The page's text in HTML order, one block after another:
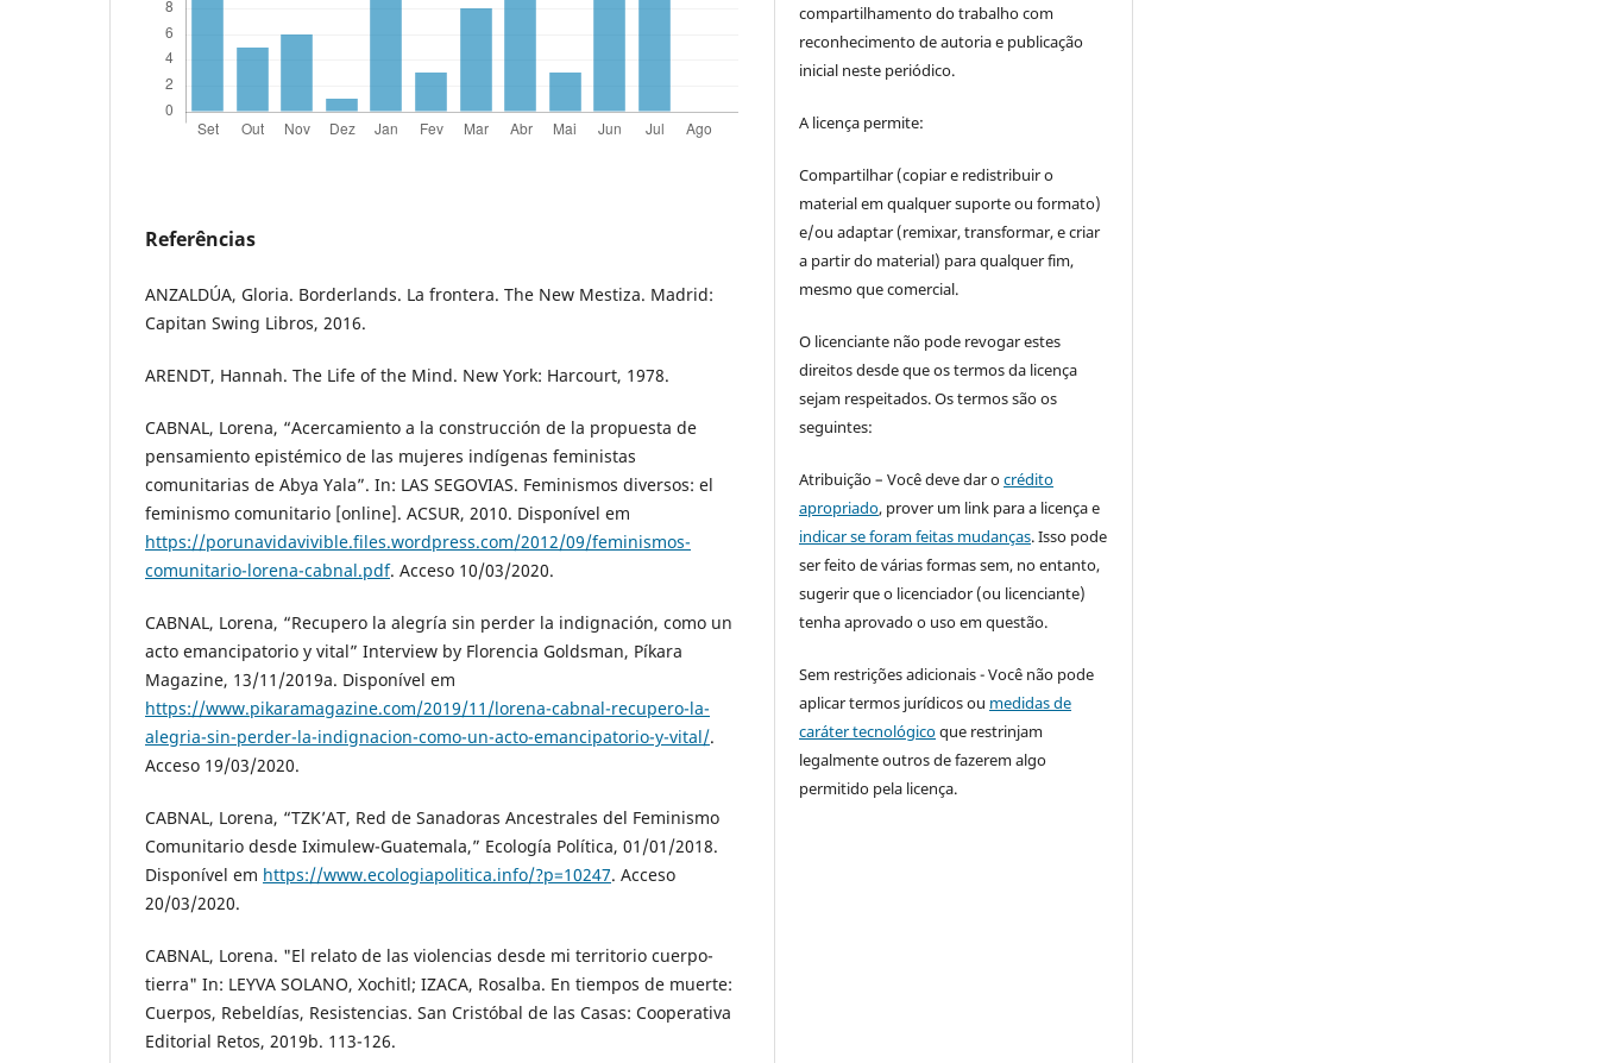
Referências
ANZALDÚA, Gloria. Borderlands. La frontera. The New Mestiza. Madrid:
Capitan Swing Libros, 2016.
ARENDT, Hannah. The Life of the Mind. New York: Harcourt, 1978.
CABNAL, Lorena, “Acercamiento a la construcción de la propuesta de
pensamiento epistémico de las mujeres indígenas feministas
comunitarias de Abya Yala”. In: LAS SEGOVIAS. Feminismos diversos: el
feminismo comunitario [online]. ACSUR, 2010. Disponível em
https://porunavidavivible.files.wordpress.com/2012/09/feminismos-
comunitario-lorena-cabnal.pdf. Acceso 10/03/2020.
CABNAL, Lorena, “Recupero la alegría sin perder la indignación, como un
acto emancipatorio y vital” Interview by Florencia Goldsman, Píkara
Magazine, 13/11/2019a. Disponível em
https://www.pikaramagazine.com/2019/11/lorena-cabnal-recupero-la-
alegria-sin-perder-la-indignacion-como-un-acto-emancipatorio-y-vital/.
Acceso 19/03/2020.
CABNAL, Lorena, “TZK’AT, Red de Sanadoras Ancestrales del Feminismo
Comunitario desde Iximulew-Guatemala,” Ecología Política, 01/01/2018.
Disponível em https://www.ecologiapolitica.info/?p=10247. Acceso
20/03/2020.
CABNAL, Lorena. "El relato de las violencias desde mi territorio cuerpo-
tierra" In: LEYVA SOLANO, Xochitl; IZACA, Rosalba. En tiempos de muerte:
Cuerpos, Rebeldías, Resistencias. San Cristóbal de las Casas: Cooperativa
Editorial Retos, 2019b. 113-126.
compartilhamento do trabalho com
reconhecimento de autoria e publicação
inicial neste periódico.
A licença permite:
Compartilhar (copiar e redistribuir o
material em qualquer suporte ou formato)
e/ou adaptar (remixar, transformar, e criar
a partir do material) para qualquer fim,
mesmo que comercial.
O licenciante não pode revogar estes
direitos desde que os termos da licença
sejam respeitados. Os termos são os
seguintes:
Atribuição – Você deve dar ocrédito
apropriado, prover um link para a licença e
indicar se foram feitas mudanças. Isso pode
ser feito de várias formas sem, no entanto,
sugerir que o licenciador (ou licenciante)
tenha aprovado o uso em questão.
Sem restrições adicionais - Você não pode
aplicar termos jurídicos ou medidas de
caráter tecnológicoque restrinjam
legalmente outros de fazerem algo
permitido pela licença.